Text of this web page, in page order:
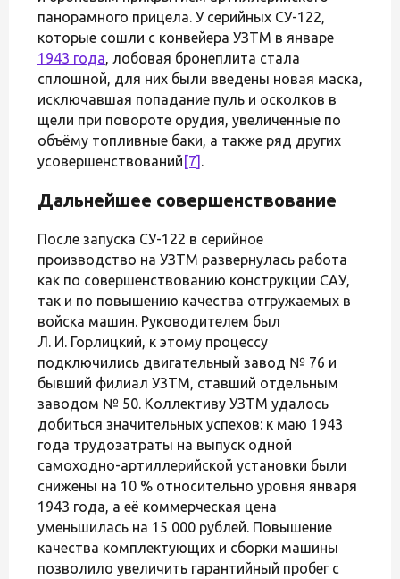
панорамного прицела. У серийных СУ-122,
которые сошли с конвейера УЗТМ в январе
1943 года, лобовая бронеплита стала
сплошной, для них были введены новая маска,
исключавшая попадание пуль и осколков в
щели при повороте орудия, увеличенные по
объёму топливные баки, а также ряд других
усовершенствований [7] .
Дальнейшее совершенствование
После запуска СУ-122 в серийное
производство на УЗТМ развернулась работа
как по совершенствованию конструкции САУ,
так и по повышению качества отгружаемых в
войска машин. Руководителем был
Л. И. Горлицкий, к этому процессу
подключились двигательный завод № 76 и
бывший филиал УЗТМ, ставший отдельным
заводом № 50. Коллективу УЗТМ удалось
добиться значительных успехов: к маю 1943
года трудозатраты на выпуск одной
самоходно-артиллерийской установки были
снижены на 10 % относительно уровня января
1943 года, а её коммерческая цена
уменьшилась на 15 000 рублей. Повышение
качества комплектующих и сборки машины
позволило увеличить гарантийный пробег с